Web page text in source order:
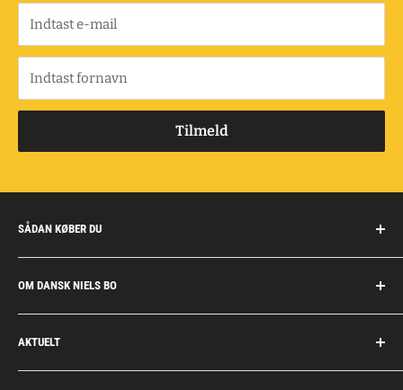
Indtast e-mail
Indtast fornavn
Tilmeld
SÅDAN KØBER DU
Handelsbetingelser
Fragt og retur
Privatkunder/erhverv
Fakturaaftale
OM DANSK NIELS BO
Om Dansk Niels Bo
Privatlivspolitik
Job
AKTUELT
Personlig rådgivning